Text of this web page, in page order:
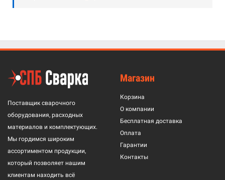
Поставщик сварочного
оборудования, расходных
материалов и комплектующих.
Мы гордимся широким
ассортиментом продукции,
который позволяет нашим
клиентам находить всё
Магазин
Корзина
О компании
Бесплатная доставка
Оплата
Гарантии
Контакты